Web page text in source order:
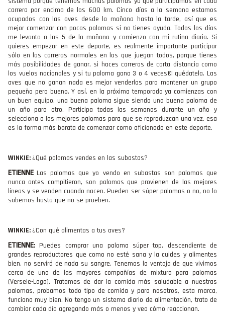
carrera por encima de los 600 km. Cinco días a la semana estamos
ocupados con las aves desde la mañana hasta la tarde, así que es
mejor comenzar con pocas palomas si no tienes ayuda. Todos los días
me levanto a las 5 de la mañana y comienzo con mi rutina diaria. Si
quieres empezar en este deporte, es realmente importante participar
sólo en las carreras normales en las que juegan todos, porque tienes
más posibilidades de ganar, si haces carreras de corta distancia como
los vuelos nacionales y si tu paloma gana 3 o 4 veces€¦ quédatela. Las
aves que no ganan nada es mejor venderlas para mantener un grupo
pequeño pero bueno. Y así, en la próxima temporada ya comienzas con
un buen equipo, una buena paloma sigue siendo una buena paloma de
un año para otro. Participa todas las semanas durante un año y
selecciona a las mejores palomas para que se reproduzcan una vez, esa
es la forma más barata de comenzar como aficionado en este deporte.
WINKIE: ¿Qué palomas vendes en las subastas?
ETIENNE Las palomas que yo vendo en subastas son palomas que
nunca antes compitieron, son palomas que provienen de las mejores
líneas y se venden cuando nacen. Pueden ser súper palomas o no, no lo
sabemos hasta que no se prueben.
WINKIE: ¿Con qué alimentas a tus aves?
ETIENNE: Puedes comprar una paloma súper top, descendiente de
grandes reproductores que como no esté sana y la cuides y alimentes
bien, no servirá de nada su sangre. Tenemos la ventaja de que vivimos
cerca de una de las mayores compañías de mixtura para palomas
(Versele-Laga). Tratamos de dar la comida más saludable a nuestras
palomas, probamos todo tipo de comida y para nosotros, esta marca,
funciona muy bien. No tengo un sistema diario de alimentación, trato de
cambiar cada día agregando más o menos y veo cómo reaccionan.